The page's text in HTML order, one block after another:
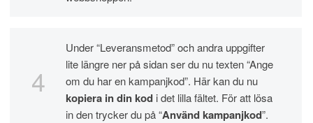
Under “Leveransmetod” och andra uppgifter
lite längre ner på sidan ser du nu texten “Ange
om du har en kampanjkod”. Här kan du nu
kopiera in din kod i det lilla fältet. För att lösa
in den trycker du på “Använd kampanjkod”.